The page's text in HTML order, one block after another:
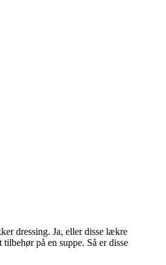
dressing. Ja, eller disse lækre
på en suppe. Så er disse